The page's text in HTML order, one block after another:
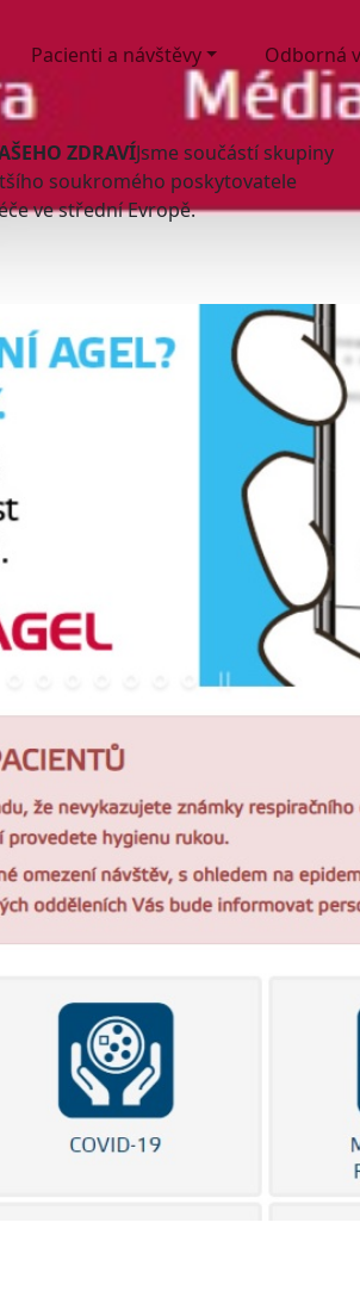
Pacienti a návštěvy Odborná
ZDRAVÍJsme součástí skupiny
soukromého poskytovatele
ve střední Evropě.